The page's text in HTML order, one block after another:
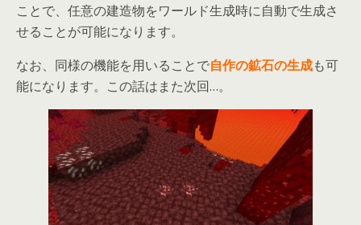
ことで、任意の建造物をワールド生成時に自動で生成さ
せることが可能になります。
なお、同様の機能を用いることで自作の鉱石の生成も可
能になります。この話はまた次回…。